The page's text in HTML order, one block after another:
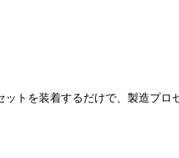
トを装着するだけで、製造プロ